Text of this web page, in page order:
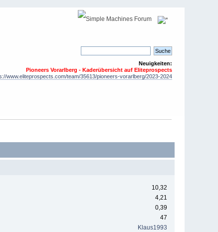
Neuigkeiten:
Pioneers Vorarlberg - Kaderübersicht auf Eliteprospects
www.eliteprospects.com/team/35613/pioneers-vorarlberg/2023-2024
10,32
4,21
0,39
47
Klaus1993